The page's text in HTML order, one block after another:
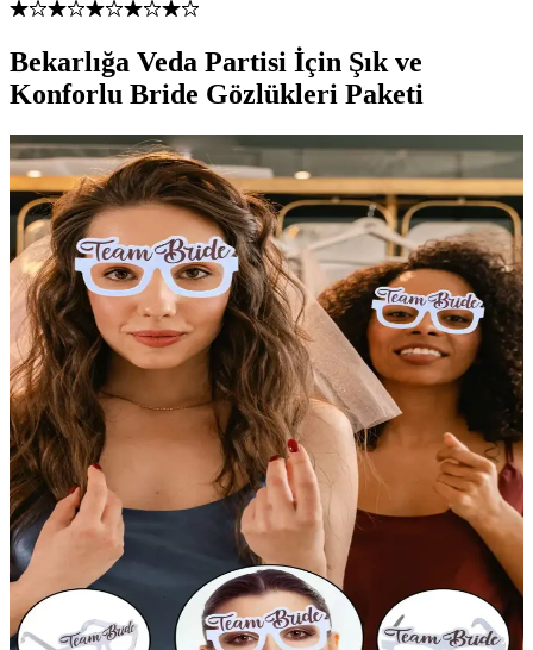
Bekarlığa Veda Partisi İçin Şık ve
Konforlu Bride Gözlükleri Paketi